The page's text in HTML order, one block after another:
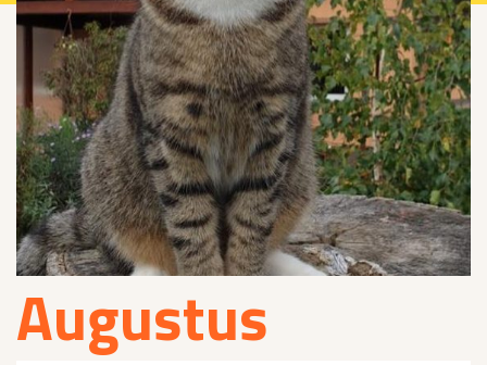
Augustus